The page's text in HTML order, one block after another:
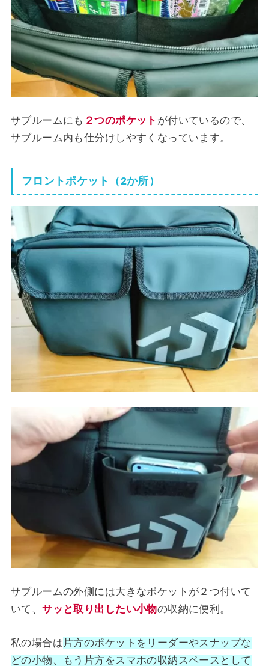
サブルームにも ２つのポケット が付いているので、
サブルーム内も仕分けしやすくなっています。
フロントポケット（2か所）
サブルームの外側には大きなポケットが２つ付いて
いて、サッと取り出したい小物の収納に便利。
私の場合は片方のポケットをリーダーやスナップな
どの小物、もう片方をスマホの収納スペースとして